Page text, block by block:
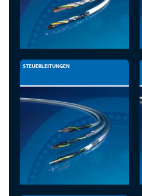
STEUERLEITUNGEN